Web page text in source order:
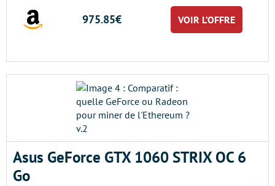
975.85€ VOIR L’OFFRE
Asus GeForce GTX 1060 STRIX OC 6
Go